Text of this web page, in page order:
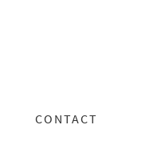
CONTACT